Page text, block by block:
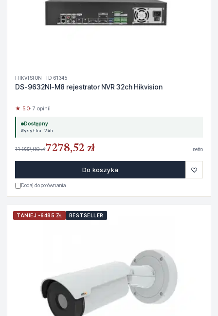
HIKVISION · ID 61345
DS-9632NI-M8 rejestrator NVR 32ch Hikvision
★ 5.0· 7 opinii
Dostępny
Wysyłka 24h
11 932,00 zł7278,52 zł netto
Do koszyka ♡
Dodaj do porównania
TANIEJ -6485 ZŁ BESTSELLER